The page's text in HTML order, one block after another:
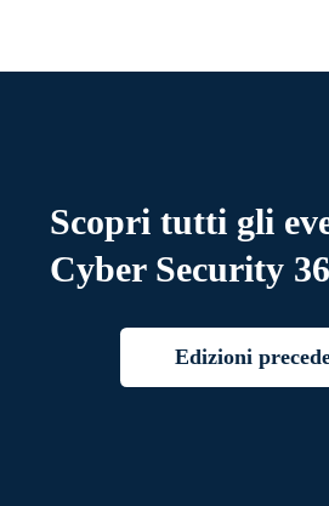
Scopri tutti gli
Cyber Security
Edizioni